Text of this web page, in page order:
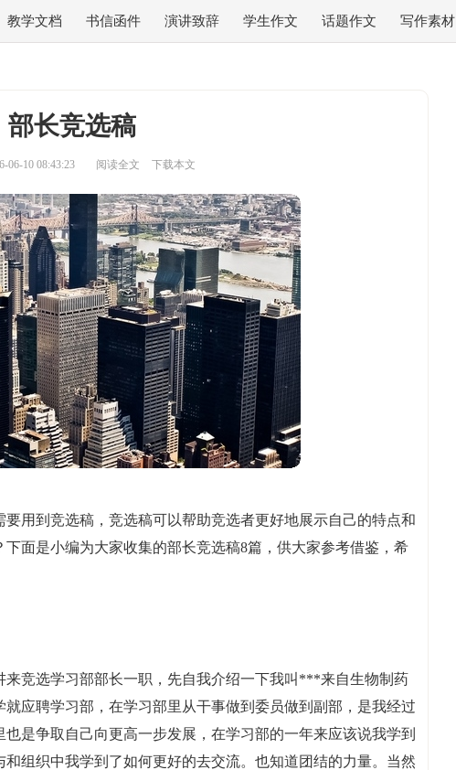
教学文档 书信函件 演讲致辞 学生作文 话题作文 写作素材
部长竞选稿
06-10 08:43:23 阅读全文 下载本文
用到竞选稿，竞选稿可以帮助竞选者更好地展示自己的特点和
面是小编为大家收集的部长竞选稿8篇，供大家参考借鉴，希
竞选学习部部长一职，先自我介绍一下我叫***来自生物制药
应聘学习部，在学习部里从干事做到委员做到副部，是我经过
是争取自己向更高一步发展，在学习部的一年来应该说我学到
组织中我学到了如何更好的去交流。也知道团结的力量。当然